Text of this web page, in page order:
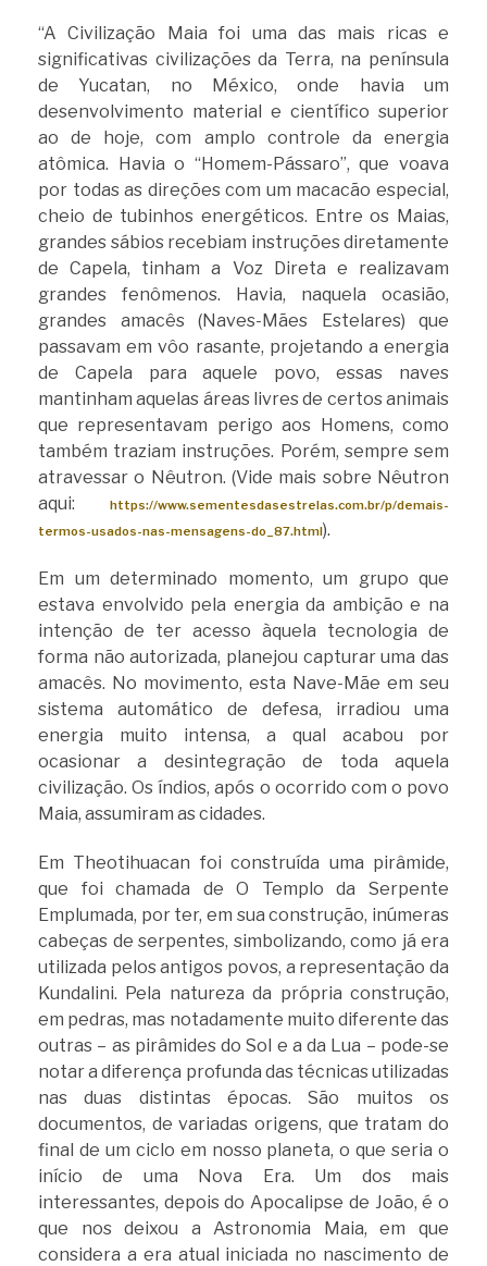
“A Civilização Maia foi uma das mais ricas e
significativas civilizações da Terra, na península
de Yucatan, no México, onde havia um
desenvolvimento material e científico superior
ao de hoje, com amplo controle da energia
atômica. Havia o “Homem-Pássaro”, que voava
por todas as direções com um macacão especial,
cheio de tubinhos energéticos. Entre os Maias,
grandes sábios recebiam instruções diretamente
de Capela, tinham a Voz Direta e realizavam
grandes fenômenos. Havia, naquela ocasião,
grandes amacês (Naves-Mães Estelares) que
passavam em vôo rasante, projetando a energia
de Capela para aquele povo, essas naves
mantinham aquelas áreas livres de certos animais
que representavam perigo aos Homens, como
também traziam instruções. Porém, sempre sem
atravessar o Nêutron. (Vide mais sobre Nêutron
aqui:
https://www.sementesdasestrelas.com.br/p/demais-
termos-usados-nas-mensagens-do_87.html).
Em um determinado momento, um grupo que
estava envolvido pela energia da ambição e na
intenção de ter acesso àquela tecnologia de
forma não autorizada, planejou capturar uma das
amacês. No movimento, esta Nave-Mãe em seu
sistema automático de defesa, irradiou uma
energia muito intensa, a qual acabou por
ocasionar a desintegração de toda aquela
civilização. Os índios, após o ocorrido com o povo
Maia, assumiram as cidades.
Em Theotihuacan foi construída uma pirâmide,
que foi chamada de O Templo da Serpente
Emplumada, por ter, em sua construção, inúmeras
cabeças de serpentes, simbolizando, como já era
utilizada pelos antigos povos, a representação da
Kundalini. Pela natureza da própria construção,
em pedras, mas notadamente muito diferente das
outras – as pirâmides do Sol e a da Lua – pode-se
notar a diferença profunda das técnicas utilizadas
nas duas distintas épocas. São muitos os
documentos, de variadas origens, que tratam do
final de um ciclo em nosso planeta, o que seria o
início de uma Nova Era. Um dos mais
interessantes, depois do Apocalipse de João, é o
que nos deixou a Astronomia Maia, em que
considera a era atual iniciada no nascimento de